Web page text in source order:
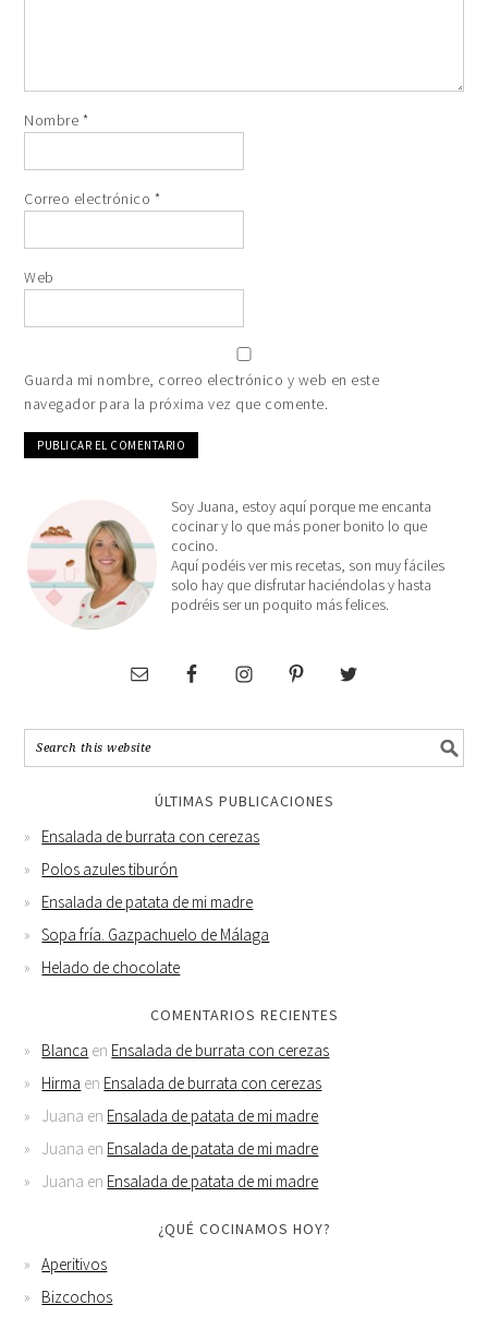
Nombre *
Correo electrónico *
Web
Guarda mi nombre, correo electrónico y web en este
navegador para la próxima vez que comente.
Soy Juana, estoy aquí porque me encanta
cocinar y lo que más poner bonito lo que
cocino.
Aquí podéis ver mis recetas, son muy fáciles
solo hay que disfrutar haciéndolas y hasta
podréis ser un poquito más felices.
ÚLTIMAS PUBLICACIONES
Ensalada de burrata con cerezas
Polos azules tiburón
Ensalada de patata de mi madre
Sopa fría. Gazpachuelo de Málaga
Helado de chocolate
COMENTARIOS RECIENTES
Blanca en Ensalada de burrata con cerezas
Hirma en Ensalada de burrata con cerezas
Juana en Ensalada de patata de mi madre
Juana en Ensalada de patata de mi madre
Juana en Ensalada de patata de mi madre
¿QUÉ COCINAMOS HOY?
Aperitivos
Bizcochos